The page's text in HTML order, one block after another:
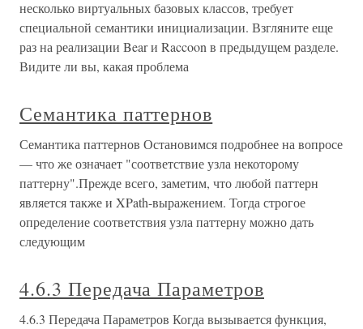
несколько виртуальных базовых классов, требует
специальной семантики инициализации. Взгляните еще
раз на реализации Bear и Raccoon в предыдущем разделе.
Видите ли вы, какая проблема
Семантика паттернов
Семантика паттернов Остановимся подробнее на вопросе
— что же означает "соответствие узла некоторому
паттерну".Прежде всего, заметим, что любой паттерн
является также и XPath-выражением. Тогда строгое
определение соответствия узла паттерну можно дать
следующим
4.6.3 Передача Параметров
4.6.3 Передача Параметров Когда вызывается функция,